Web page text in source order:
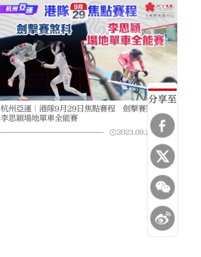
分享至
杭州亞運｜港隊9月29日焦點賽程 劍擊賽煞科
李思穎場地單車全能賽
2023.09.29 03:15